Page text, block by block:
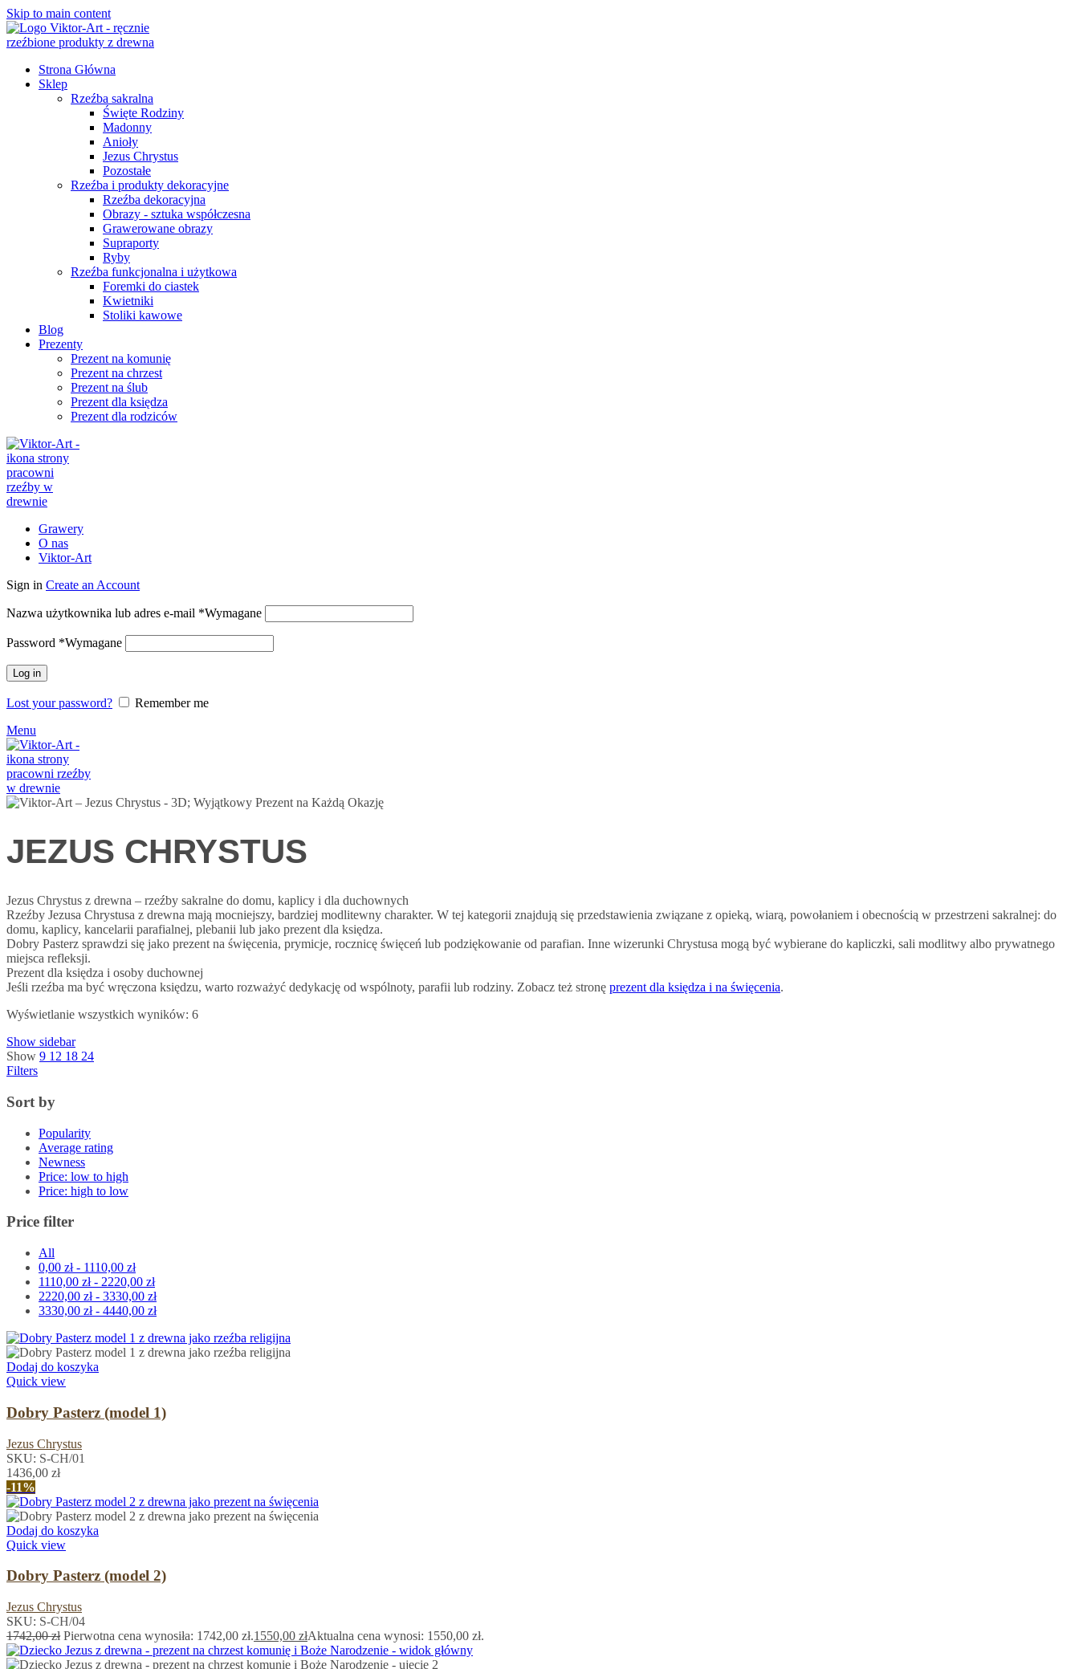
Skip to main content
Strona Główna
Sklep
Rzeźba sakralna
Święte Rodziny
Madonny
Anioły
Jezus Chrystus
Pozostałe
Rzeźba i produkty dekoracyjne
Rzeźba dekoracyjna
Obrazy - sztuka współczesna
Grawerowane obrazy
Supraporty
Ryby
Rzeźba funkcjonalna i użytkowa
Foremki do ciastek
Kwietniki
Stoliki kawowe
Blog
Prezenty
Prezent na komunię
Prezent na chrzest
Prezent na ślub
Prezent dla księdza
Prezent dla rodziców
Grawery
O nas
Viktor-Art
Sign in Create an Account
Nazwa użytkownika lub adres e-mail *Wymagane
Password *Wymagane
Log in
Lost your password?
Remember me
Menu
JEZUS CHRYSTUS
Jezus Chrystus z drewna – rzeźby sakralne do domu, kaplicy i dla duchownych
Rzeźby Jezusa Chrystusa z drewna mają mocniejszy, bardziej modlitewny charakter. W tej kategorii znajdują się przedstawienia związane z opieką, wiarą, powołaniem i obecnością w przestrzeni sakralnej: do
domu, kaplicy, kancelarii parafialnej, plebanii lub jako prezent dla księdza.
Dobry Pasterz sprawdzi się jako prezent na święcenia, prymicje, rocznicę święceń lub podziękowanie od parafian. Inne wizerunki Chrystusa mogą być wybierane do kapliczki, sali modlitwy albo prywatnego
miejsca refleksji.
Prezent dla księdza i osoby duchownej
Jeśli rzeźba ma być wręczona księdzu, warto rozważyć dedykację od wspólnoty, parafii lub rodziny. Zobacz też stronę prezent dla księdza i na święcenia.
Wyświetlanie wszystkich wyników: 6
Show sidebar
Show 9 12 18 24
Filters
Sort by
Popularity
Average rating
Newness
Price: low to high
Price: high to low
Price filter
All
0,00 zł- 1110,00 zł
1110,00 zł- 2220,00 zł
2220,00 zł- 3330,00 zł
3330,00 zł- 4440,00 zł
Dodaj do koszyka
Quick view
Dobry Pasterz (model 1)
Jezus Chrystus
SKU: S-CH/01
1436,00 zł
-11%
Dodaj do koszyka
Quick view
Dobry Pasterz (model 2)
Jezus Chrystus
SKU: S-CH/04
1742,00zł Pierwotna cena wynosiła: 1742,00 zł.1550,00 złAktualna cena wynosi: 1550,00 zł.